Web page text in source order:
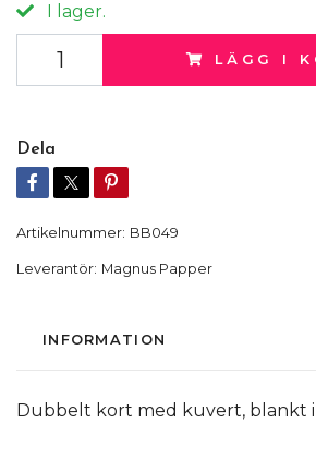
I lager.
LÄGG I
Dela
Artikelnummer: BB049
Leverantör: Magnus Papper
INFORMATION
Dubbelt kort med kuvert, blankt